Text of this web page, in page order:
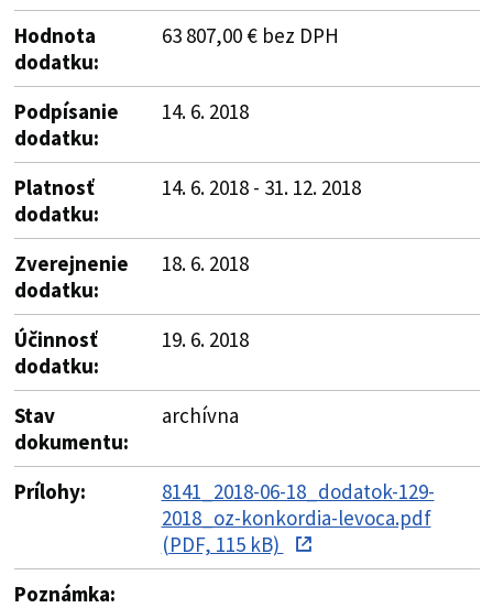
Hodnota
dodatku:
63 807,00 € bez DPH
Podpísanie
dodatku:
14. 6. 2018
Platnosť
dodatku:
14. 6. 2018 - 31. 12. 2018
Zverejnenie
dodatku:
18. 6. 2018
Účinnosť
dodatku:
19. 6. 2018
Stav
dokumentu:
archívna
Prílohy:
8141_2018-06-18_dodatok-129-
2018_oz-konkordia-levoca.pdf
(PDF, 115 kB)
Poznámka: